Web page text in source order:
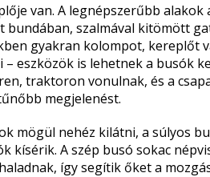
van. A legnépszerűbb
szalmával kitömött
gyakran kolompot, kereplőt
– eszközök is lehetnek a busók
traktoron vonulnak, és a
megjelenést.
mögül nehéz kilátni, a súlyos
kísérik. A szép busó sokac
így segítik őket a